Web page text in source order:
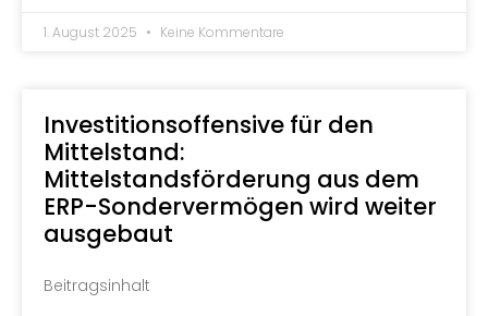
1. August 2025 Keine Kommentare
Investitionsoffensive für den
Mittelstand:
Mittelstandsförderung aus dem
ERP-Sondervermögen wird weiter
ausgebaut
Beitragsinhalt